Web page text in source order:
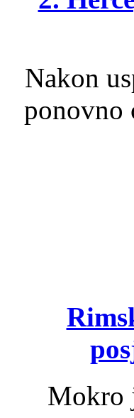
Nakon
ponovno
Mokro